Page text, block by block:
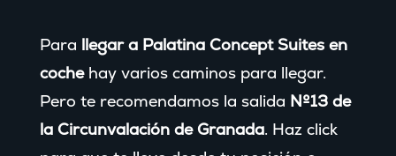
Para llegar a Palatina Concept Suites en
cochehay varios caminos para llegar.
Pero te recomendamos la salida Nº13 de
la Circunvalación de Granada. Haz click